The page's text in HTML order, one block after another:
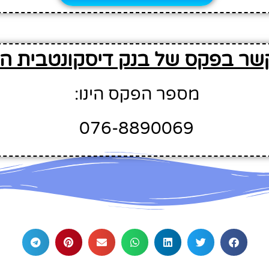
בפקס של בנק דיסקונטבית
מספר הפקס הינו:
076-8890069